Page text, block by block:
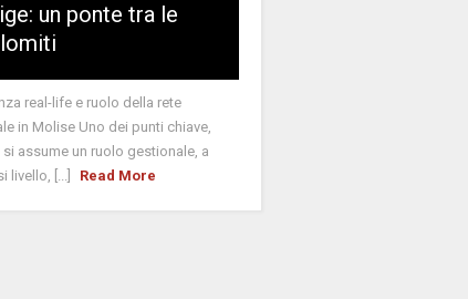
un ponte tra le
real-life e ruolo della rete
in Molise Uno dei punti chiave,
assume un ruolo gestionale, a
livello, [...]
Read More